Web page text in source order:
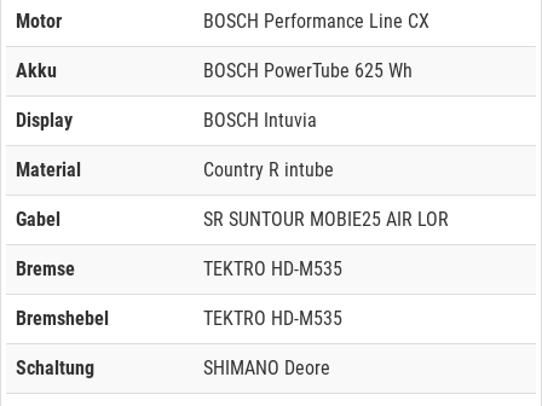
Motor BOSCH Performance Line CX
Akku BOSCH PowerTube 625 Wh
Display BOSCH Intuvia
Material Country R intube
Gabel SR SUNTOUR MOBIE25 AIR LOR
Bremse TEKTRO HD-M535
Bremshebel TEKTRO HD-M535
Schaltung SHIMANO Deore